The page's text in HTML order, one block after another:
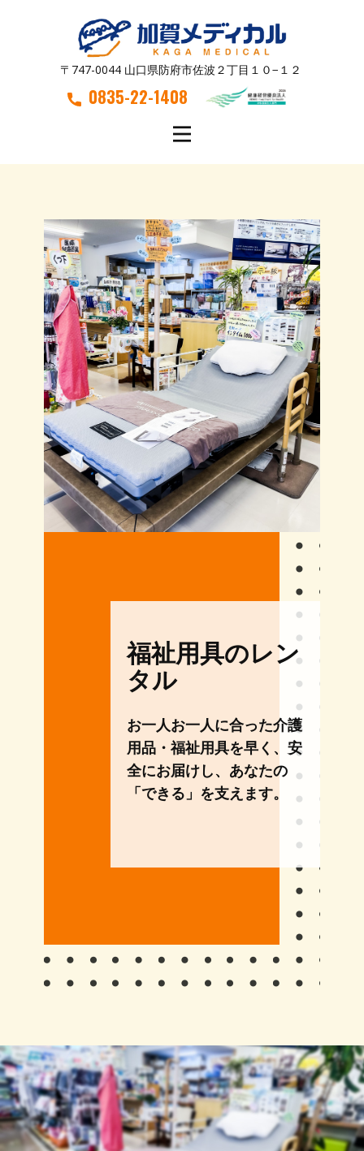
〒747-0044 山口県防府市佐波２丁目１０−１２
0835-22-1408
福祉用具のレン
タル
お一人お一人に合った介護
用品・福祉用具を早く、安
全にお届けし、あなたの
「できる」を支えます。